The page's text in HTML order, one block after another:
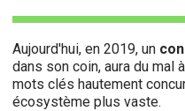
Aujourd'hui, en 2019, un
dans son coin, aura du mal
mots clés hautement
écosystème plus vaste.